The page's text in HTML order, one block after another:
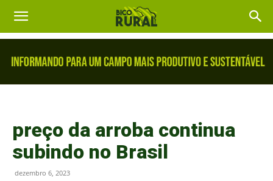
preço da arroba continua
subindo no Brasil
dezembro 6, 2023